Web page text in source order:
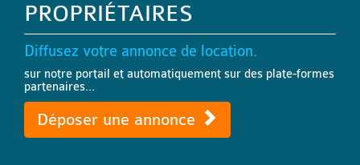
PROPRIÉTAIRES
Diffusez votre annonce de location.
sur notre portail et automatiquement sur des plate-formes
partenaires...
Déposer une annonce